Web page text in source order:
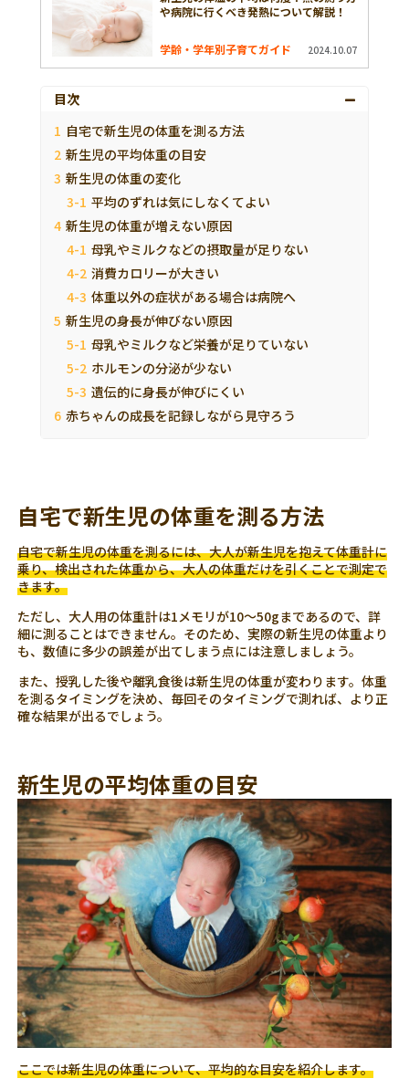
や病院に行くべき発熱について解説！
学齢・学年別子育てガイド 2024.10.07
目次
自宅で新生児の体重を測る方法
新生児の平均体重の目安
新生児の体重の変化
平均のずれは気にしなくてよい
新生児の体重が増えない原因
母乳やミルクなどの摂取量が足りない
消費カロリーが大きい
体重以外の症状がある場合は病院へ
新生児の身長が伸びない原因
母乳やミルクなど栄養が足りていない
ホルモンの分泌が少ない
遺伝的に身長が伸びにくい
赤ちゃんの成長を記録しながら見守ろう
自宅で新生児の体重を測る方法
自宅で新生児の体重を測るには、大人が新生児を抱えて体重計に
乗り、検出された体重から、大人の体重だけを引くことで測定で
きます。
ただし、大人用の体重計は1メモリが10～50gまであるので、詳
細に測ることはできません。そのため、実際の新生児の体重より
も、数値に多少の誤差が出てしまう点には注意しましょう。
また、授乳した後や離乳食後は新生児の体重が変わります。体重
を測るタイミングを決め、毎回そのタイミングで測れば、より正
確な結果が出るでしょう。
新生児の平均体重の目安
ここでは新生児の体重について、平均的な目安を紹介します。